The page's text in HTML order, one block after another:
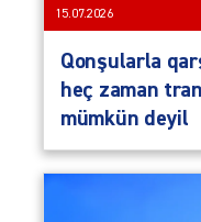
15.07.2026
Qonşularla
heç zaman
mümkün deyil